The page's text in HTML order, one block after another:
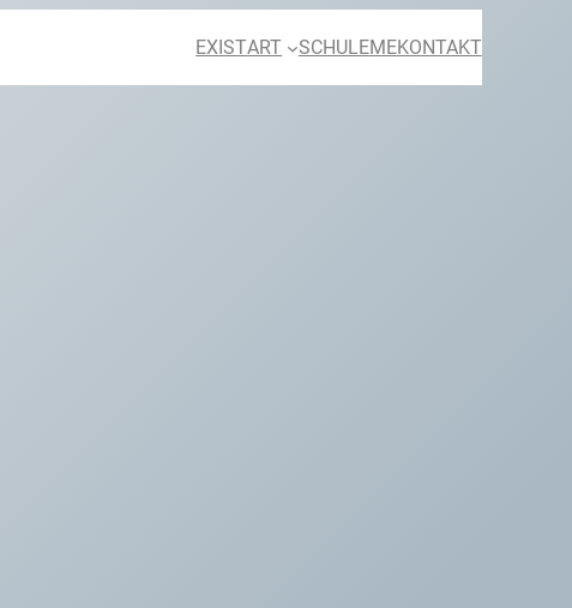
EXISTART SCHULEMEKONTAKT